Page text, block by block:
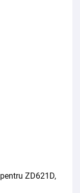
ZD621D,